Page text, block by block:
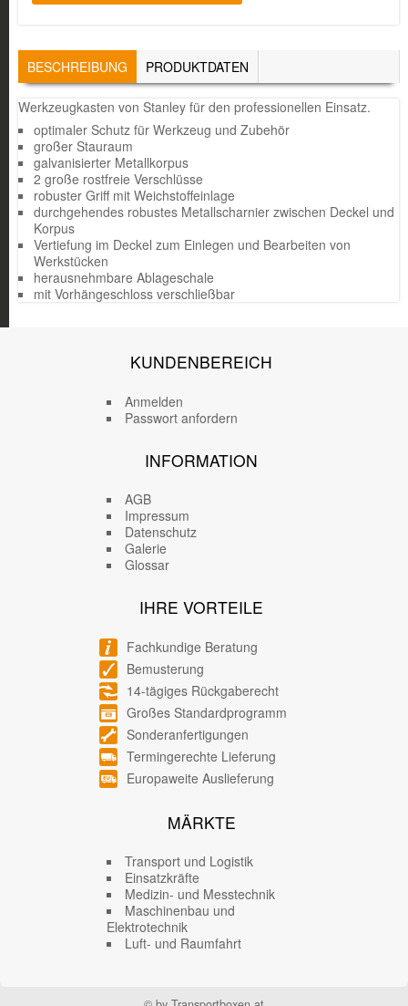
TABS
BESCHREIBUNG (AKTIVER
REITER)
PRODUKTDATEN
Werkzeugkasten von Stanley für den professionellen Einsatz.
optimaler Schutz für Werkzeug und Zubehör
großer Stauraum
galvanisierter Metallkorpus
2 große rostfreie Verschlüsse
robuster Griff mit Weichstoffeinlage
durchgehendes robustes Metallscharnier zwischen Deckel und
Korpus
Vertiefung im Deckel zum Einlegen und Bearbeiten von
Werkstücken
herausnehmbare Ablageschale
mit Vorhängeschloss verschließbar
KUNDENBEREICH
Anmelden
Passwort anfordern
INFORMATION
AGB
Impressum
Datenschutz
Galerie
Glossar
IHRE VORTEILE
Fachkundige Beratung
Bemusterung
14-tägiges Rückgaberecht
Großes Standardprogramm
Sonderanfertigungen
Termingerechte Lieferung
Europaweite Auslieferung
MÄRKTE
Transport und Logistik
Einsatzkräfte
Medizin- und Messtechnik
Maschinenbau und
Elektrotechnik
Luft- und Raumfahrt